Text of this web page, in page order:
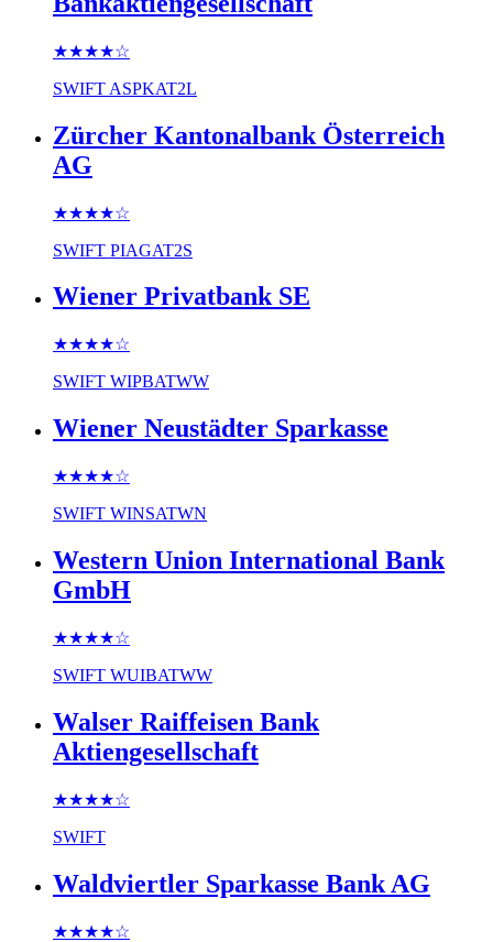
★★★★☆
SWIFT ASPKAT2L
Zürcher Kantonalbank Österreich
AG
★★★★☆
SWIFT PIAGAT2S
Wiener Privatbank SE
★★★★☆
SWIFT WIPBATWW
Wiener Neustädter Sparkasse
★★★★☆
SWIFT WINSATWN
Western Union International Bank
GmbH
★★★★☆
SWIFT WUIBATWW
Walser Raiffeisen Bank
Aktiengesellschaft
★★★★☆
SWIFT
Waldviertler Sparkasse Bank AG
★★★★☆